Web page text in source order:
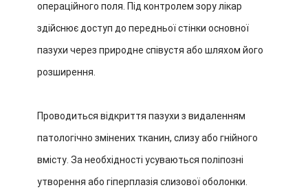
операційного поля. Під контролем зору лікар
здійснює доступ до передньої стінки основної
пазухи через природне співустя або шляхом його
розширення.
Проводиться відкриття пазухи з видаленням
патологічно змінених тканин, слизу або гнійного
вмісту. За необхідності усуваються поліпозні
утворення або гіперплазія слизової оболонки.